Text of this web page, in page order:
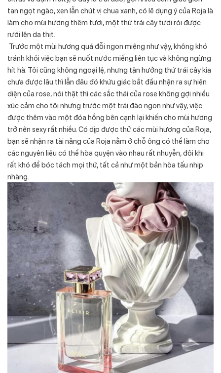
tan ngọt ngào, xen lẫn chút vị chua xanh, có lẽ dụng ý của Roja là
làm cho mùi hương thêm tươi, một thứ trái cây tươi rói được
rưới lên da thịt.
Trước một mùi hương quá đỗi ngon miệng như vậy, không khó
tránh khỏi việc bạn sẽ nuốt nước miếng liên tục và không ngừng
hít hà. Tôi cũng không ngoại lệ, nhưng tận hưởng thứ trái cây kia
chưa được lâu thì lẫn đâu đó khứu giác bắt đầu nhận ra sự hiện
diện của rose, nói thật thì các sắc thái của rose không gợi nhiều
xúc cảm cho tôi nhưng trước một trái đào ngon như vậy, việc
được thêm vào một đóa hồng bên cạnh lại khiến cho mùi hương
trở nên sexy rất nhiều. Có dịp được thử các mùi hương của Roja,
bạn sẽ nhận ra tài năng của Roja nằm ở chỗ ông có thể làm cho
các nguyên liệu có thể hòa quyện vào nhau rất nhuyễn, đôi khi
rất khó để bóc tách mọi thứ, tất cả như một bản hòa tấu nhịp
nhàng.